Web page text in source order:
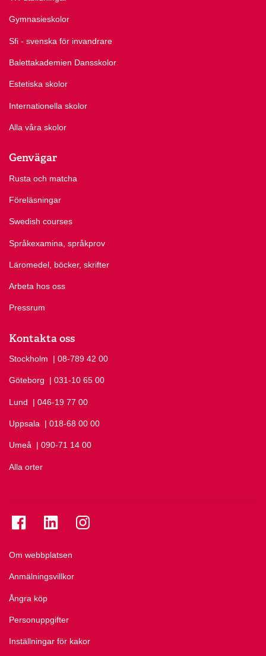
Gymnasieskolor
Sfi - svenska för invandrare
Balettakademien Dansskolor
Estetiska skolor
Internationella skolor
Alla våra skolor
Genvägar
Rusta och matcha
Föreläsningar
Swedish courses
Språkexamina, språkprov
Läromedel, böcker, skrifter
Arbeta hos oss
Pressrum
Kontakta oss
Stockholm Ring Stockholm på
| 08-789 42 00
Göteborg Ring Göteborg på
| 031-10 65 00
Lund Ring Lund på
| 046-19 77 00
Uppsala Ring Uppsala på
| 018-68 00 00
Umeå Ring Umeå på
| 090-71 14 00
Alla orter
Om webbplatsen
Anmälningsvillkor
Ångra köp
Personuppgifter
Inställningar för kakor
Se folkuniversitetet på Facebook
Se folkuniversitetet på LinkedIn